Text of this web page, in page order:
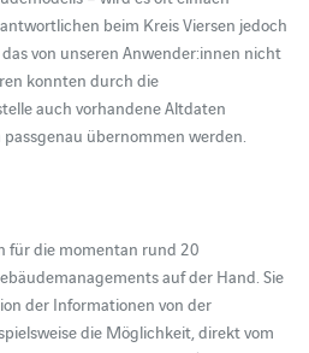
beim Kreis Viersen jedoch
von unseren Anwender:innen nicht
konnten durch die
auch vorhandene Altdaten
übernommen werden.
für die momentan rund 20
auf der Hand. Sie
der Informationen von der
die Möglichkeit, direkt vom